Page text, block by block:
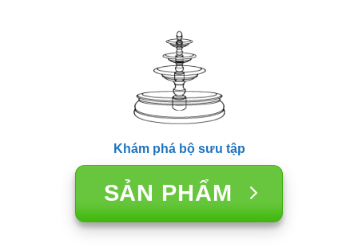
Khám phá bộ sưu tập
SẢN PHẨM